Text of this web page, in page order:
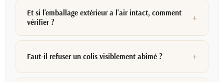
Et si l'emballage extérieur a l'air intact, comment
vérifier ?
Faut-il refuser un colis visiblement abîmé ?